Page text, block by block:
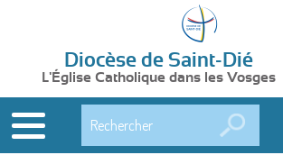
Diocèse de Saint-Dié
L'Église Catholique dans les Vosges